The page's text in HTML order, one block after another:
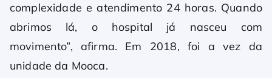
complexidade e atendimento 24 horas. Quando
abrimos lá, o hospital já nasceu com
movimento”, afirma. Em 2018, foi a vez da
unidade da Mooca.